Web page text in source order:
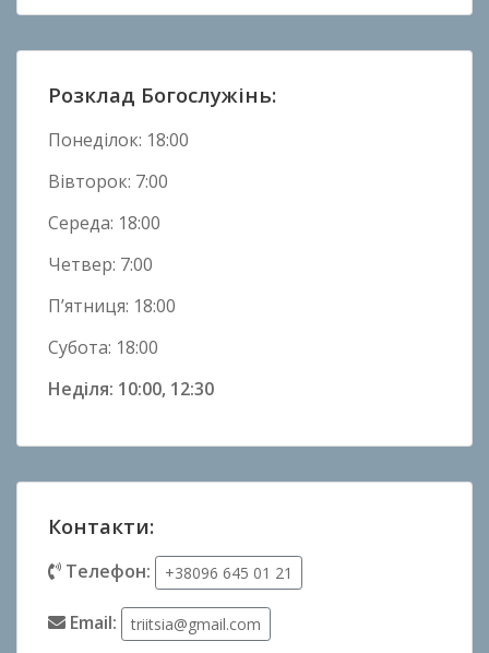
в
н
и
Розклад Богослужінь:
Понеділок: 18:00
Вівторок: 7:00
Середа: 18:00
Четвер: 7:00
П’ятниця: 18:00
Субота: 18:00
Неділя: 10:00, 12:30
Контакти:
Телефон: +38096 645 01 21
Email: triitsia@gmail.com